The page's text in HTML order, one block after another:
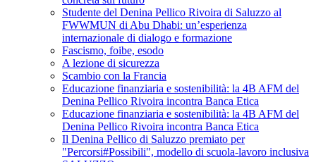
Studente del Denina Pellico Rivoira di Saluzzo al
FWWMUN di Abu Dhabi: un’esperienza
internazionale di dialogo e formazione
Fascismo, foibe, esodo
A lezione di sicurezza
Scambio con la Francia
Educazione finanziaria e sostenibilità: la 4B AFM del
Denina Pellico Rivoira incontra Banca Etica
Educazione finanziaria e sostenibilità: la 4B AFM del
Denina Pellico Rivoira incontra Banca Etica
Il Denina Pellico di Saluzzo premiato per
"Percorsi#Possibili", modello di scuola-lavoro inclusiva